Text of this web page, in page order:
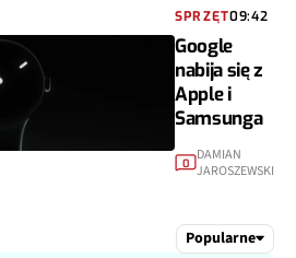
SPRZĘT09:42
Google
nabija się z
Apple i
Samsunga
0
DAMIAN
JAROSZEWSKI
Popularne